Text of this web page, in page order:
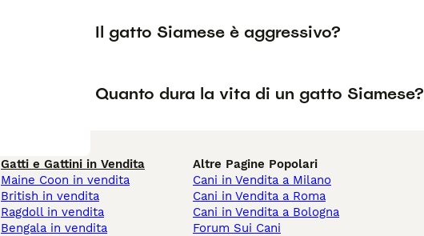
Il gatto Siamese è aggressivo?
Quanto dura la vita di un gatto Siamese?
Gatti e Gattini in Vendita
Maine Coon in vendita
British in vendita
Ragdoll in vendita
Bengala in vendita
Altre Pagine Popolari
Cani in Vendita a Milano
Cani in Vendita a Roma
Cani in Vendita a Bologna
Forum Sui Cani